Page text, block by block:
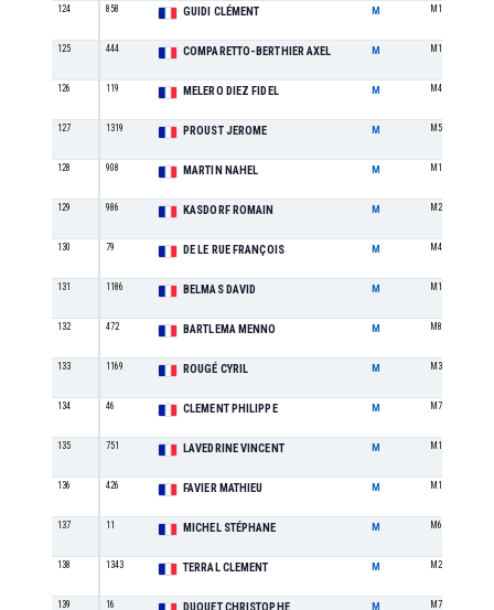
124 858 GUIDI CLÉMENT M M1
125 444 COMPARETTO-BERTHIER AXEL M M1
126 119 MELERO DIEZ FIDEL M M4
127 1319 PROUST JEROME M M5
128 908 MARTIN NAHEL M M1
129 986 KASDORF ROMAIN M M2
130 79 DE LE RUE FRANÇOIS M M4
131 1186 BELMAS DAVID M M1
132 472 BARTLEMA MENNO M M8
133 1169 ROUGÉ CYRIL M M3
134 46 CLEMENT PHILIPPE M M7
135 751 LAVEDRINE VINCENT M M1
136 426 FAVIER MATHIEU M M1
137 11 MICHEL STÉPHANE M M6
138 1343 TERRAL CLEMENT M M2
139 16 M M7